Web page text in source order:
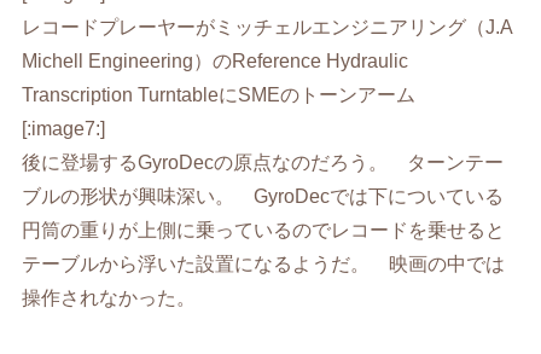
レコードプレーヤーがミッチェルエンジニアリング（J.A
Michell Engineering）のReference Hydraulic
Transcription TurntableにSMEのトーンアーム
[:image7:]
後に登場するGyroDecの原点なのだろう。 ターンテー
ブルの形状が興味深い。 GyroDecでは下についている
円筒の重りが上側に乗っているのでレコードを乗せると
テーブルから浮いた設置になるようだ。 映画の中では
操作されなかった。